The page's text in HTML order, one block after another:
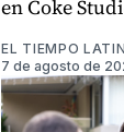
en Coke
EL TIEMPO
7 de agosto de